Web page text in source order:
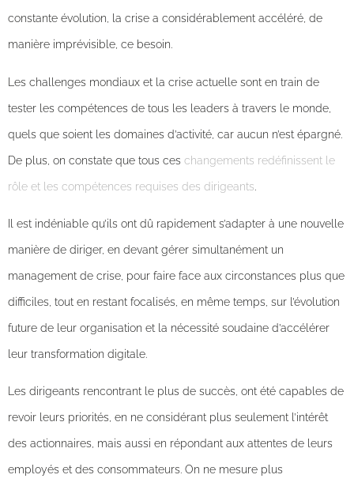
constante évolution, la crise a considérablement accéléré, de
manière imprévisible, ce besoin.
Les challenges mondiaux et la crise actuelle sont en train de
tester les compétences de tous les leaders à travers le monde,
quels que soient les domaines d’activité, car aucun n’est épargné.
De plus, on constate que tous ces changements redéfinissent le
rôle et les compétences requises des dirigeants.
Il est indéniable qu’ils ont dû rapidement s’adapter à une nouvelle
manière de diriger, en devant gérer simultanément un
management de crise, pour faire face aux circonstances plus que
difficiles, tout en restant focalisés, en même temps, sur l’évolution
future de leur organisation et la nécessité soudaine d’accélérer
leur transformation digitale.
Les dirigeants rencontrant le plus de succès, ont été capables de
revoir leurs priorités, en ne considérant plus seulement l’intérêt
des actionnaires, mais aussi en répondant aux attentes de leurs
employés et des consommateurs. On ne mesure plus